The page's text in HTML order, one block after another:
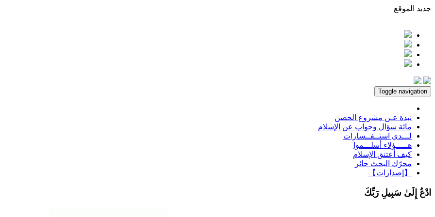
جديد الموقع
Toggle navigation
نبذة عـن مشروع الحصن
مائة سؤال وجواب عن الإسلام
لـــدي استــفــسارات
هـــــؤلاء أسلـــموا
كيف أعتنق الإسلام
محرّك البحث حائر
【إصدارات】
ادْعُ إِلَىٰ سَبِيلِ رَبِّكَ